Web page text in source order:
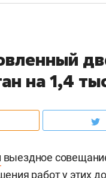
на 1,4
выездное
работ у этих